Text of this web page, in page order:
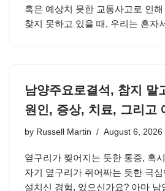
혹은 예상치 못한 교통사고로 인
찾지 못하고 있을 때, 우리는 혼자
남양주요로결석, 참지 말
원인, 증상, 치료, 그리고
by Russell Martin August 6, 2026
옆구리가 찢어지는 듯한 통증, 혹
자기 옆구리가 쥐어짜는 듯한 극
설치신 경험, 있으신가요? 아마 남